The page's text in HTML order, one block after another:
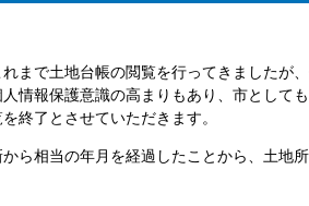
まで土地台帳の閲覧を行ってきましたが
情報保護意識の高まりもあり、市として
終了とさせていただきます。
ら相当の年月を経過したことから、土地